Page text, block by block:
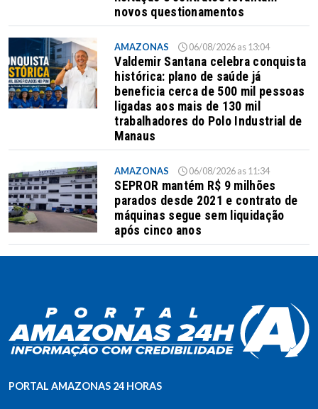
novos questionamentos
AMAZONAS 06/08/2026 as 13:04
Valdemir Santana celebra conquista
histórica: plano de saúde já
beneficia cerca de 500 mil pessoas
ligadas aos mais de 130 mil
trabalhadores do Polo Industrial de
Manaus
AMAZONAS 06/08/2026 as 11:34
SEPROR mantém R$ 9 milhões
parados desde 2021 e contrato de
máquinas segue sem liquidação
após cinco anos
PORTAL AMAZONAS 24 HORAS